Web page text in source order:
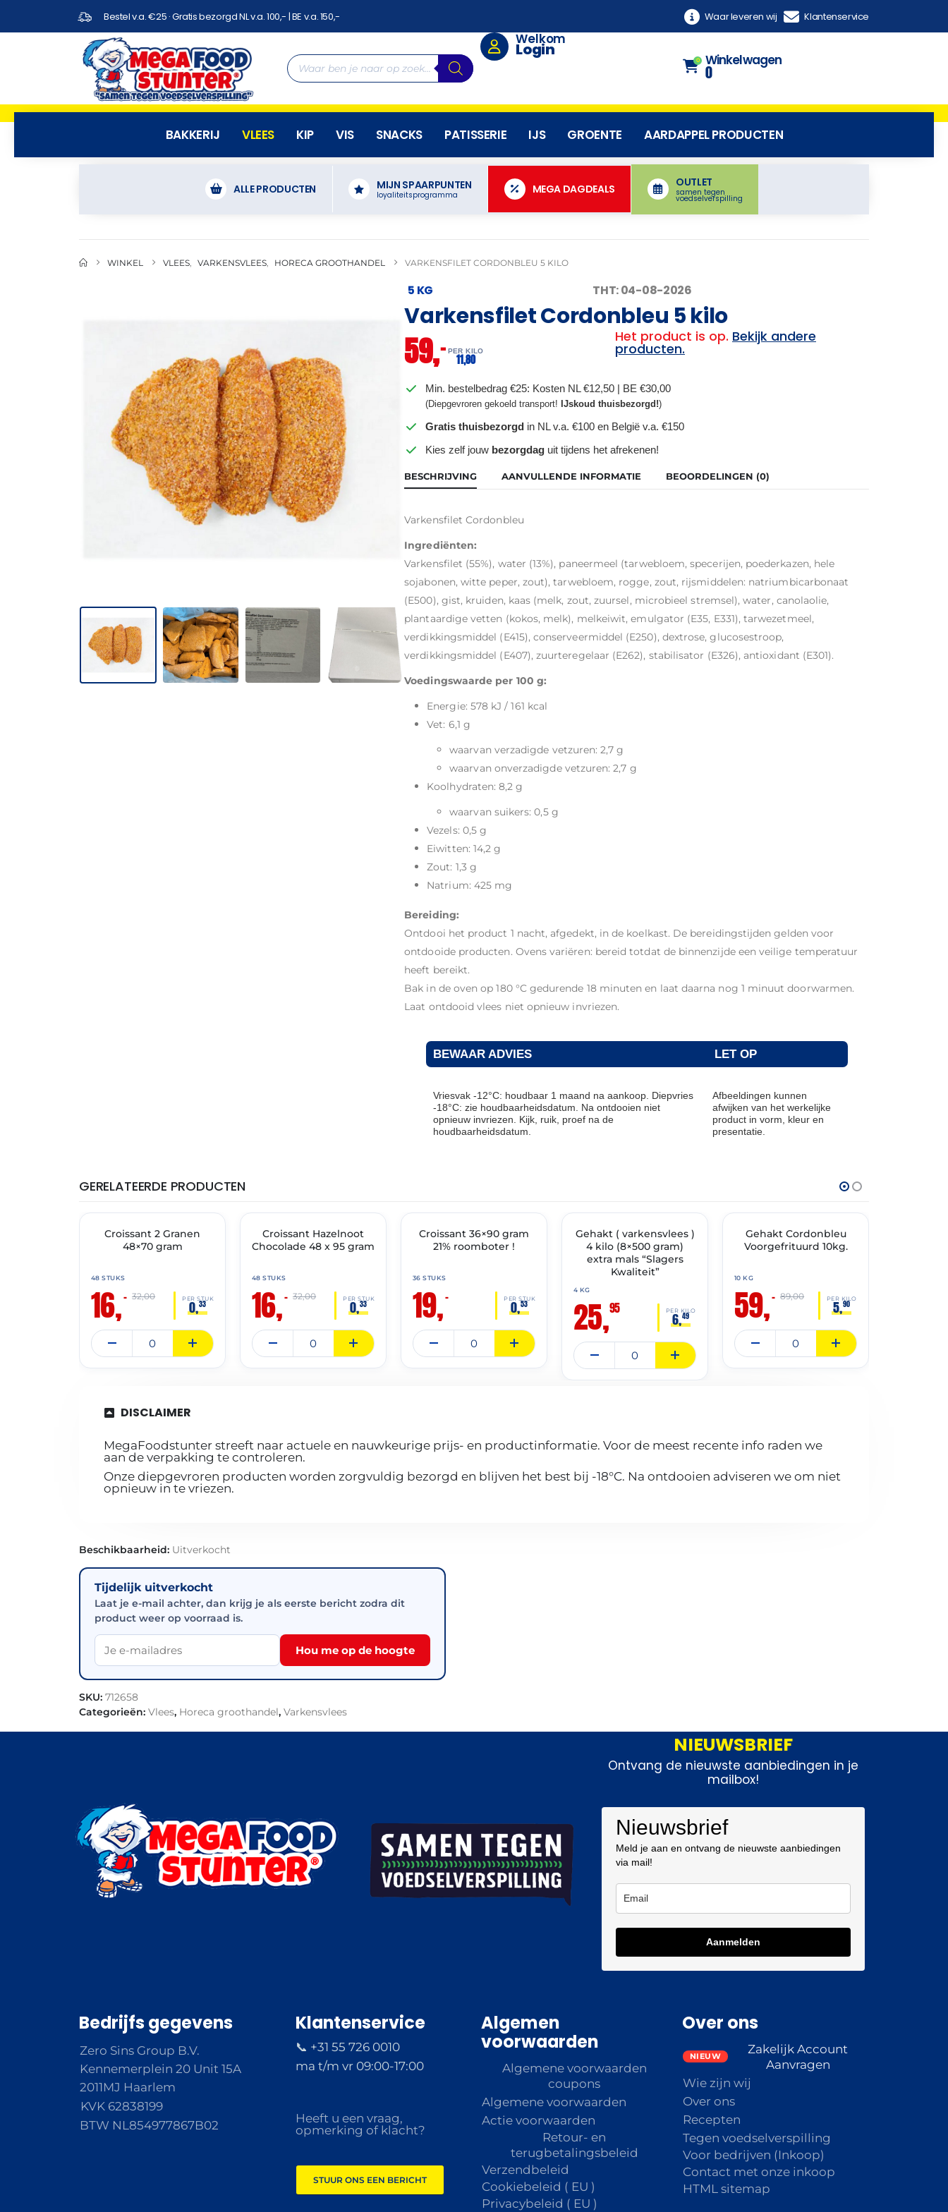
Bestel v.a. €25 · Gratis bezorgd NL v.a. 100,- | BE v.a. 150,- Waar leveren wij Klantenservice
Welkom
Login
0 Winkelwagen
0
BAKKERIJ VLEES KIP VIS SNACKS PATISSERIE IJS GROENTE AARDAPPEL PRODUCTEN
ALLE PRODUCTEN MIJN SPAARPUNTEN
loyaliteitsprogramma MEGA DAGDEALS
OUTLET
samen tegen
voedselverspilling
WINKEL VLEES VARKENSVLEES HORECA GROOTHANDEL VARKENSFILET CORDONBLEU 5 KILO
5 KG THT: 04-08-2026
Varkensfilet Cordonbleu 5 kilo
59,– PER KILO
11,80
Het product is op. Bekijk andere
producten.
Min. bestelbedrag €25: Kosten NL €12,50 | BE €30,00
(Diepgevroren gekoeld transport!IJskoud thuisbezorgd!)
Gratis thuisbezorgd in NL v.a. €100 en België v.a. €150
Kies zelf jouw bezorgdag uit tijdens het afrekenen!
BESCHRIJVING AANVULLENDE INFORMATIE BEOORDELINGEN (0)
Varkensfilet Cordonbleu
Ingrediënten:
Varkensfilet (55%), water (13%), paneermeel (tarwebloem, specerijen, poederkazen, hele
sojabonen, witte peper, zout), tarwebloem, rogge, zout, rijsmiddelen: natriumbicarbonaat
(E500), gist, kruiden, kaas (melk, zout, zuursel, microbieel stremsel), water, canolaolie,
plantaardige vetten (kokos, melk), melkeiwit, emulgator (E35, E331), tarwezetmeel,
verdikkingsmiddel (E415), conserveermiddel (E250), dextrose, glucosestroop,
verdikkingsmiddel (E407), zuurteregelaar (E262), stabilisator (E326), antioxidant (E301).
Voedingswaarde per 100 g:
Energie: 578 kJ / 161 kcal
Vet: 6,1 g
waarvan verzadigde vetzuren: 2,7 g
waarvan onverzadigde vetzuren: 2,7 g
Koolhydraten: 8,2 g
waarvan suikers: 0,5 g
Vezels: 0,5 g
Eiwitten: 14,2 g
Zout: 1,3 g
Natrium: 425 mg
Bereiding:
Ontdooi het product 1 nacht, afgedekt, in de koelkast. De bereidingstijden gelden voor
ontdooide producten. Ovens variëren: bereid totdat de binnenzijde een veilige temperatuur
heeft bereikt.
Bak in de oven op 180 °C gedurende 18 minuten en laat daarna nog 1 minuut doorwarmen.
Laat ontdooid vlees niet opnieuw invriezen.
BEWAAR ADVIES LET OP
Vriesvak -12°C: houdbaar 1 maand na aankoop. Diepvries
-18°C: zie houdbaarheidsdatum. Na ontdooien niet
opnieuw invriezen. Kijk, ruik, proef na de
houdbaarheidsdatum.
Afbeeldingen kunnen
afwijken van het werkelijke
product in vorm, kleur en
presentatie.
GERELATEERDE PRODUCTEN
🔥 OP=OP
Croissant 2 Granen
48×70 gram
48 STUKS
16,– PER STUK
0,33
32,00
🔥 OP=OP
Croissant Hazelnoot
Chocolade 48 x 95 gram
48 STUKS
16,– PER STUK
0,33
32,00
🔥 OP=OP
Croissant 36×90 gram
21% roomboter !
36 STUKS
19,– PER STUK
0,53
✓ VAST ASSORTIMENT
Gehakt ( varkensvlees )
4 kilo (8×500 gram)
extra mals “Slagers
Kwaliteit”
4 KG
25,95 PER KILO
6,49
🔥 OP=OP
Gehakt Cordonbleu
Voorgefrituurd 10kg.
10 KG
59,– PER KILO
5,90
89,00
DISCLAIMER
MegaFoodstunter streeft naar actuele en nauwkeurige prijs- en productinformatie. Voor de meest recente info raden we
aan de verpakking te controleren.
Onze diepgevroren producten worden zorgvuldig bezorgd en blijven het best bij -18°C. Na ontdooien adviseren we om niet
opnieuw in te vriezen.
Beschikbaarheid: Uitverkocht
Tijdelijk uitverkocht
Laat je e-mail achter, dan krijg je als eerste bericht zodra dit
product weer op voorraad is.
Hou me op de hoogte
SKU: 712658
Categorieën: Vlees, Horeca groothandel, Varkensvlees
NIEUWSBRIEF
Ontvang de nieuwste aanbiedingen in je
mailbox!
Nieuwsbrief
Meld je aan en ontvang de nieuwste aanbiedingen
via mail!
Aanmelden
Bedrijfs gegevens
Zero Sins Group B.V.
Kennemerplein 20 Unit 15A
2011MJ Haarlem
KVK 62838199
BTW NL854977867B02
Klantenservice
📞 +31 55 726 0010
ma t/m vr 09:00-17:00
Heeft u een vraag,
opmerking of klacht?
STUUR ONS EEN BERICHT
Algemen
voorwaarden
Algemene voorwaarden
coupons
Algemene voorwaarden
Actie voorwaarden
Retour- en
terugbetalingsbeleid
Verzendbeleid
Cookiebeleid ( EU )
Privacybeleid ( EU )
Over ons
Zakelijk Account
Aanvragen
Wie zijn wij
Over ons
Recepten
Tegen voedselverspilling
Voor bedrijven (Inkoop)
Contact met onze inkoop
HTML sitemap